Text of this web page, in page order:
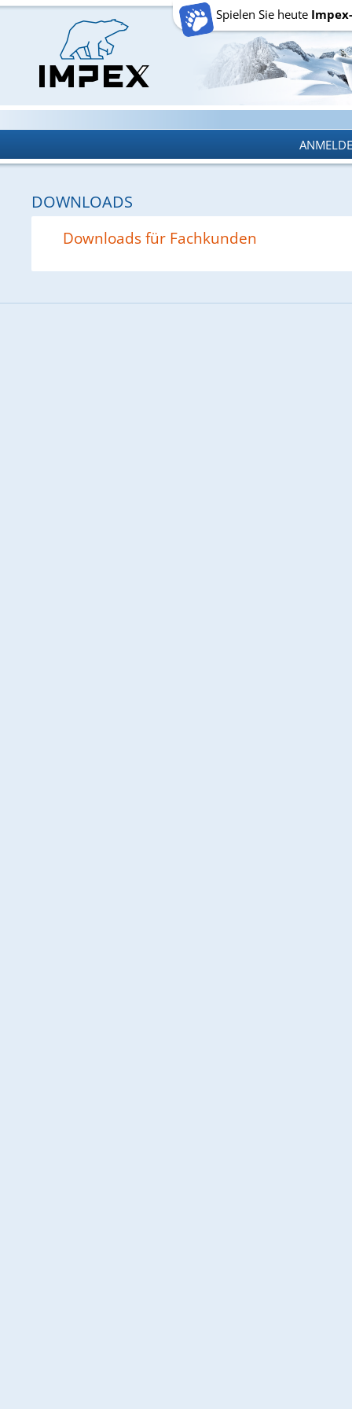
Spielen Sie heute
DOWNLOADS
Downloads für Fachkunden